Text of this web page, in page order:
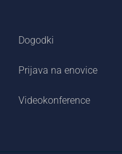
Dogodki
Prijava na enovice
Videokonference